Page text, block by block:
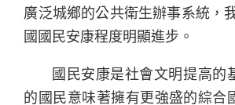
廣泛城鄉的公共衛生辦事系統，
國國民安康程度明顯進步。
國民安康是社會文明提高的
的國民意味著擁有更強盛的綜合